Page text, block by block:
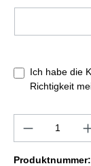
Ich habe die
Richtigkeit
Produktnummer: